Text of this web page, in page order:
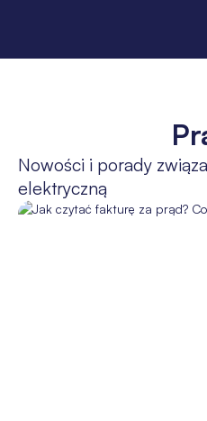
Nowości i porady
elektryczną